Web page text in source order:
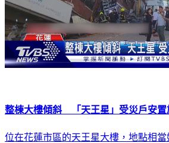
整棟大樓傾斜 「天王星」受災戶安置
位在花蓮市區的天王星大樓，地點相